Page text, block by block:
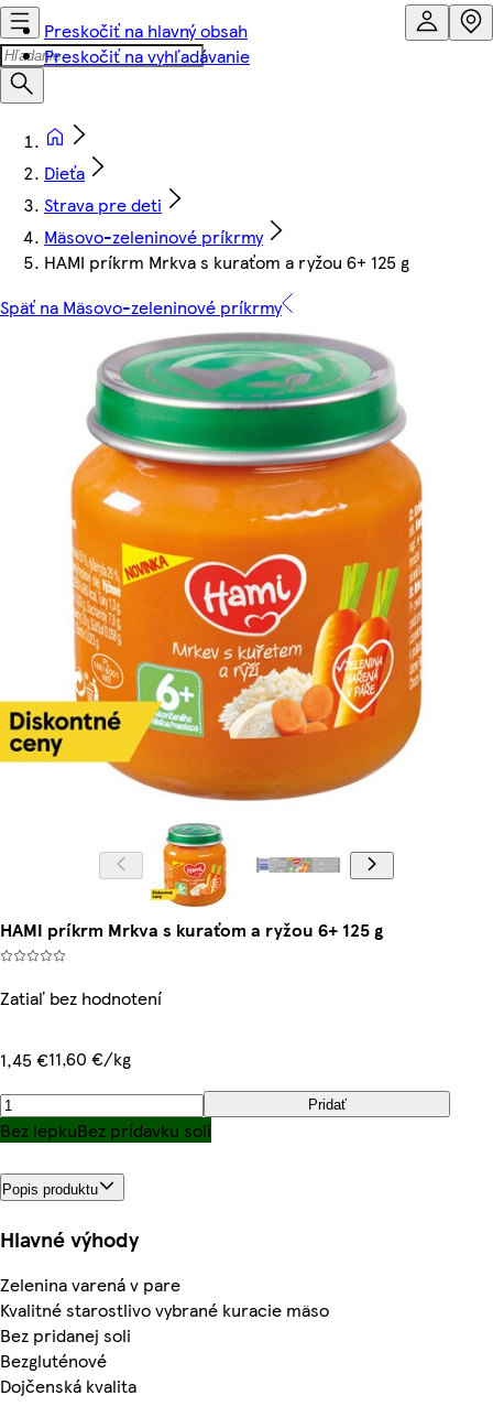
Preskočiť na hlavný obsah
Preskočiť na vyhľadávanie
Dieťa
Strava pre deti
Mäsovo-zeleninové príkrmy
HAMI príkrm Mrkva s kuraťom a ryžou 6+ 125 g
Späť na Mäsovo-zeleninové príkrmy
HAMI príkrm Mrkva s kuraťom a ryžou 6+ 125 g
Zatiaľ bez hodnotení
1,45 €11,60 €/kg
Pridať
Bez lepkuBez prídavku soli
Popis produktu
Hlavné výhody
Zelenina varená v pare
Kvalitné starostlivo vybrané kuracie mäso
Bez pridanej soli
Bezgluténové
Dojčenská kvalita